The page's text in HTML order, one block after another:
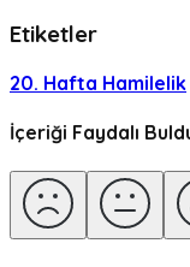
Etiketler
20. Hafta Hamilelik
İçeriği Faydalı